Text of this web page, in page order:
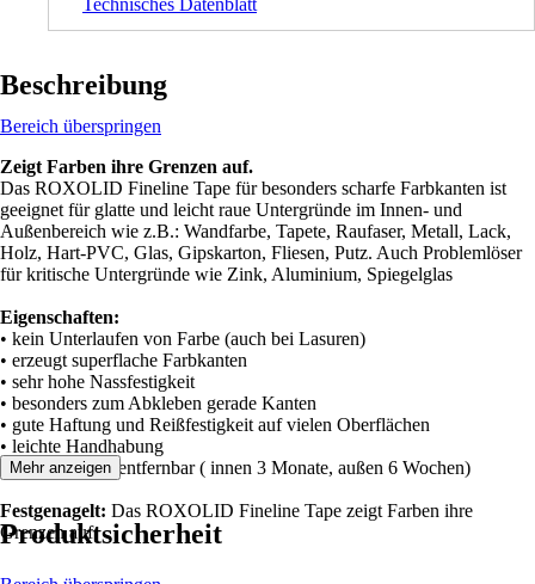
Technisches Datenblatt
Beschreibung
Bereich überspringen
Zeigt Farben ihre Grenzen auf.
Das ROXOLID Fineline Tape für besonders scharfe Farbkanten ist
geeignet für glatte und leicht raue Untergründe im Innen- und
Außenbereich wie z.B.: Wandfarbe, Tapete, Raufaser, Metall, Lack,
Holz, Hart-PVC, Glas, Gipskarton, Fliesen, Putz. Auch Problemlöser
für kritische Untergründe wie Zink, Aluminium, Spiegelglas
Eigenschaften:
• kein Unterlaufen von Farbe (auch bei Lasuren)
• erzeugt superflache Farbkanten
• sehr hohe Nassfestigkeit
• besonders zum Abkleben gerade Kanten
• gute Haftung und Reißfestigkeit auf vielen Oberflächen
• leichte Handhabung
• rückstandslos entfernbar ( innen 3 Monate, außen 6 Wochen)
Festgenagelt: Das ROXOLID Fineline Tape zeigt Farben ihre
Grenzen auf
Mehr anzeigen
Produktsicherheit